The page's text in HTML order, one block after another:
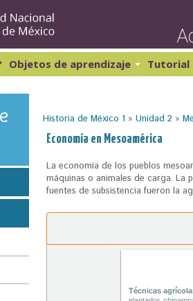
Objetos de aprendizaje
2
3
4
Matemáticas 2
Tutorial
S
e
n
c
Historia de México 1 »Unidad 2 »
Economía en Mesoamérica
La economía de los pueblos
máquinas o animales de carga. La
fuentes de subsistencia fueron la
Técnicas